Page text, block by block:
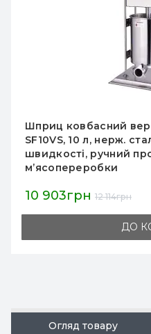
Вертикальний
ковбас GoodFood
сталь, 4 насадки,
швидкості
46 725грн 51 917грн
ДО
Огляд товару